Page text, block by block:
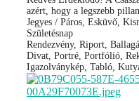
azért, hogy a legszebb
Jegyes / Páros, Esküvő,
Születésnap
Rendezvény, Riport,
Divat, Portré, Portfólió,
Igazolványkép, Tabló,